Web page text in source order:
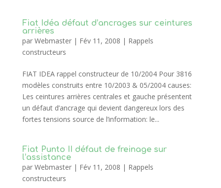
Fiat Idéa défaut d’ancrages sur ceintures
arrières
par Webmaster| Fév 11, 2008 | Rappels
constructeurs
FIAT IDEA rappel constructeur de 10/2004 Pour 3816
modèles construits entre 10/2003 & 05/2004 causes:
Les ceintures arrières centrales et gauche présentent
un défaut d’ancrage qui devient dangereux lors des
fortes tensions source de l’information: le...
Fiat Punto II défaut de freinage sur
l’assistance
par Webmaster| Fév 11, 2008 | Rappels
constructeurs